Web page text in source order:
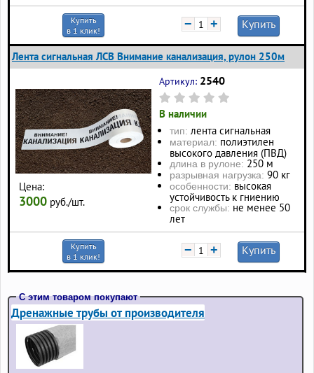
Купить
в 1 клик!
− + Купить
Лента сигнальная ЛСВ Внимание канализация, рулон 250м
Цена:
3000 руб./шт.
Артикул: 2540
В наличии
тип: лента сигнальная
материал: полиэтилен
высокого давления (ПВД)
длина в рулоне: 250 м
разрывная нагрузка: 90 кг
особенности: высокая
устойчивость к гниению
срок службы: не менее 50
лет
Купить
в 1 клик!
− + Купить
С этим товаром покупают
Дренажные трубы от производителя